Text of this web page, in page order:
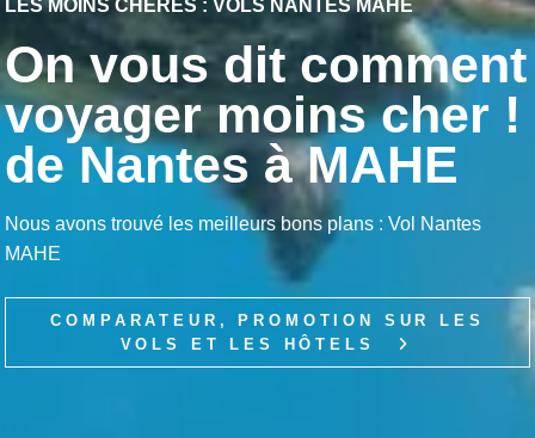
LES MOINS CHÈRES : VOLS NANTES MAHE
On vous dit comment
voyager moins cher !
de Nantes à MAHE
Nous avons trouvé les meilleurs bons plans : Vol Nantes
MAHE
COMPARATEUR, PROMOTION SUR LES
VOLS ET LES HÔTELS